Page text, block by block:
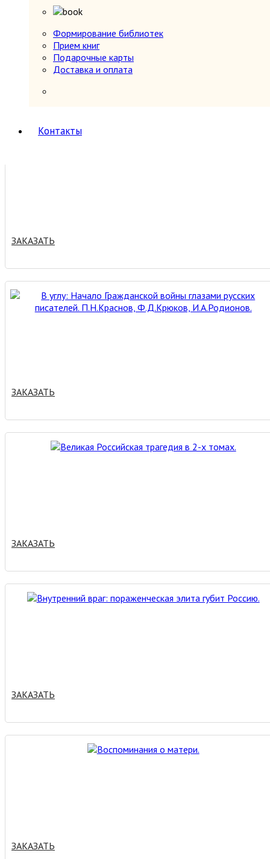
Формирование библиотек
Прием книг
Подарочные карты
Доставка и оплата
Контакты
ЗАКАЗАТЬ
ЗАКАЗАТЬ
ЗАКАЗАТЬ
ЗАКАЗАТЬ
ЗАКАЗАТЬ
ЗАКАЗАТЬ